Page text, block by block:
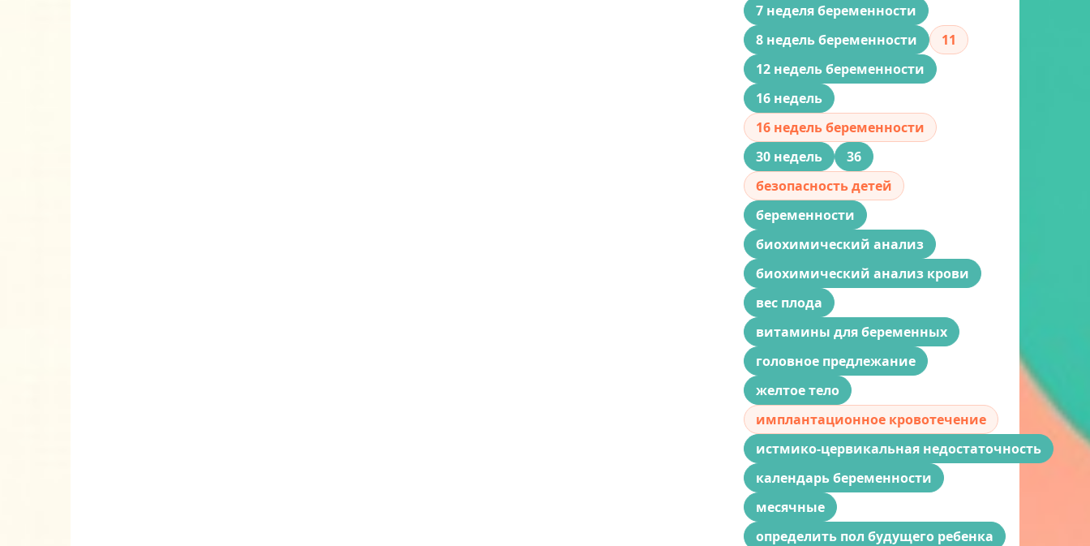
7 неделя беременности
8 недель беременности
11
12 недель беременности
16 недель
16 недель беременности
30 недель
36
безопасность детей
беременности
биохимический анализ
биохимический анализ крови
вес плода
витамины для беременных
головное предлежание
желтое тело
имплантационное кровотечение
истмико-цервикальная недостаточность
календарь беременности
месячные
определить пол будущего ребенка